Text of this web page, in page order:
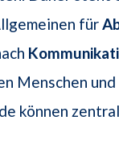
für
Menschen
können